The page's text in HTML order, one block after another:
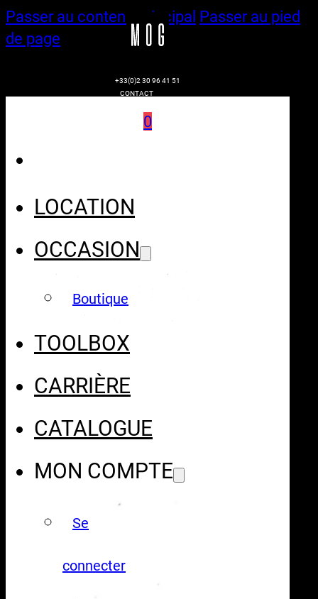
Passer au contenu principal Passer au pied
de page
+33(0)2 30 96 41 51
CONTACT
0
LOCATION
OCCASION
Boutique
TOOLBOX
CARRIÈRE
CATALOGUE
MON COMPTE
Se
connecter